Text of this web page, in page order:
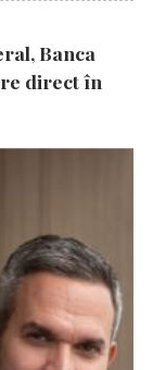
Banca
direct în